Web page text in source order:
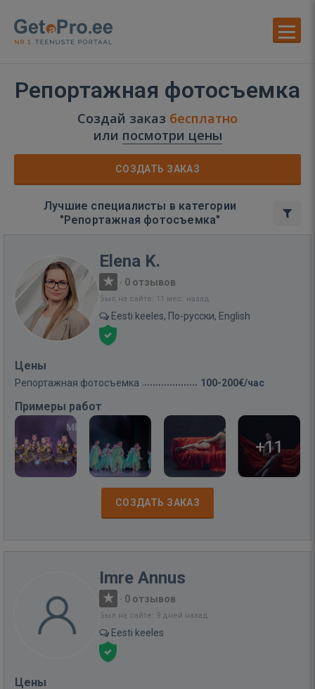
Репортажная фотосъемка
Создай заказ бесплатно
или посмотри цены
СОЗДАТЬ ЗАКАЗ
Лучшие специалисты в категории
"Репортажная фотосъемка"
Elena K.
· 0 отзывов
Был на сайте: 11 мес. назад
Eesti keeles, По-русски, English
Цены
Репортажная фотосъемка 100-200€/час
Примеры работ
+11
СОЗДАТЬ ЗАКАЗ
Imre Annus
· 0 отзывов
Был на сайте: 9 дней назад
Eesti keeles
Цены